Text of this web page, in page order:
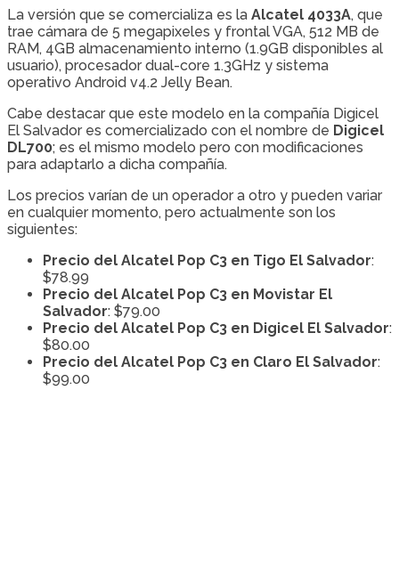
La versión que se comercializa es la Alcatel 4033A, que
trae cámara de 5 megapixeles y frontal VGA, 512 MB de
RAM, 4GB almacenamiento interno (1.9GB disponibles al
usuario), procesador dual-core 1.3GHz y sistema
operativo Android v4.2 Jelly Bean.
Cabe destacar que este modelo en la compañía Digicel
El Salvador es comercializado con el nombre de Digicel
DL700; es el mismo modelo pero con modificaciones
para adaptarlo a dicha compañía.
Los precios varían de un operador a otro y pueden variar
en cualquier momento, pero actualmente son los
siguientes:
Precio del Alcatel Pop C3 en Tigo El Salvador:
$78.99
Precio del Alcatel Pop C3 en Movistar El
Salvador: $79.00
Precio del Alcatel Pop C3 en Digicel El Salvador:
$80.00
Precio del Alcatel Pop C3 en Claro El Salvador:
$99.00